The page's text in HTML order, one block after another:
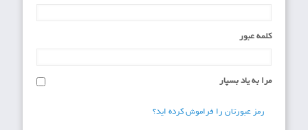
کلمه عبور
مرا به یاد بسپار
رمز عبورتان را فراموش کرده اید؟